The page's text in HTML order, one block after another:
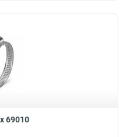
69010